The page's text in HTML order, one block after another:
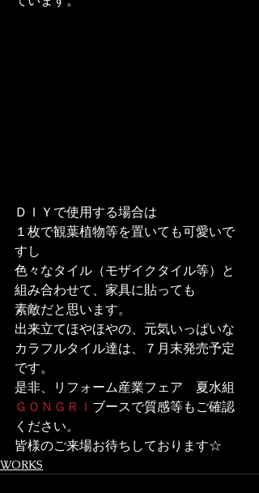
ＤＩＹで使用する場合は
１枚で観葉植物等を置いても可愛いで
すし
色々なタイル（モザイクタイル等）と
組み合わせて、家具に貼っても
素敵だと思います。
出来立てほやほやの、元気いっぱいな
カラフルタイル達は、７月末発売予定
です。
是非、リフォーム産業フェア　夏水組
ＧＯＮＧＲＩ ブースで質感等もご確認
ください。
皆様のご来場お待ちしております☆
WORKS